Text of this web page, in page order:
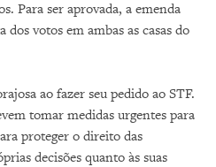
Para ser aprovada, a emenda
votos em ambas as casas do
ao fazer seu pedido ao STF.
tomar medidas urgentes para
proteger o direito das
decisões quanto às suas